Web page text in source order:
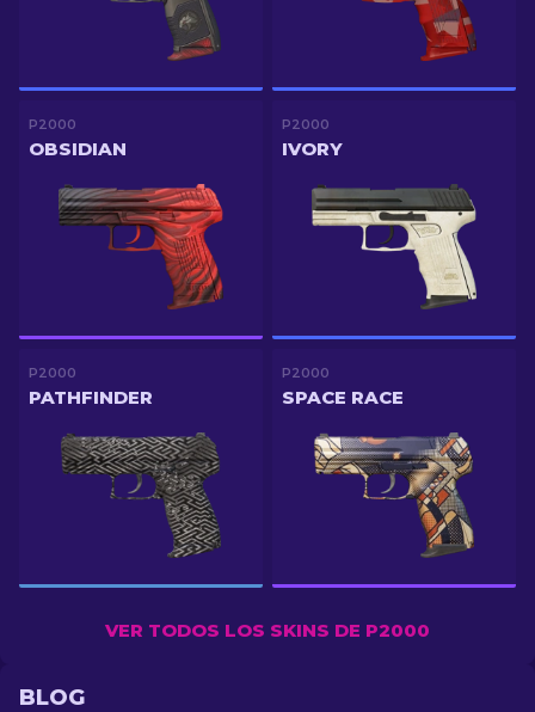
P2000
OBSIDIAN
P2000
IVORY
P2000
PATHFINDER
P2000
SPACE RACE
VER TODOS LOS SKINS DE P2000
BLOG